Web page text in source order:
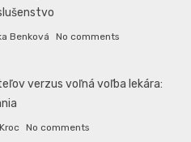
Benková No comments
verzus voľná voľba lekára:
No comments